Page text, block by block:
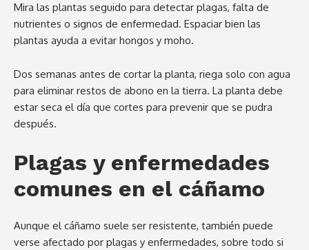
Mira las plantas seguido para detectar plagas, falta de
nutrientes o signos de enfermedad. Espaciar bien las
plantas ayuda a evitar hongos y moho.
Dos semanas antes de cortar la planta, riega solo con agua
para eliminar restos de abono en la tierra. La planta debe
estar seca el día que cortes para prevenir que se pudra
después.
Plagas y enfermedades
comunes en el cáñamo
Aunque el cáñamo suele ser resistente, también puede
verse afectado por plagas y enfermedades, sobre todo si